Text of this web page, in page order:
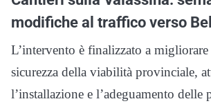
modifiche al traffico verso
L’intervento è finalizzato a
sicurezza della viabilità provinciale,
l’installazione e l’adeguamento delle